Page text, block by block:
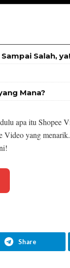
Salah, ya!
Mana?
apa itu Shopee
Video yang
Share